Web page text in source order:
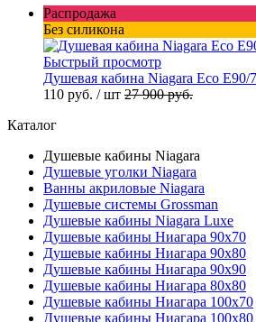
Распродажа
Без силикона
Быстрый просмотр
Душевая кабина Niagara Eco
110 руб. / шт 27 900 руб.
Каталог
Душевые кабины Niagara
Душевые уголки Niagara
Ванны акриловые Niagara
Душевые системы Grossman
Душевые кабины Niagara Luxe
Душевые кабины Ниагара 90x70
Душевые кабины Ниагара 90x80
Душевые кабины Ниагара 90x90
Душевые кабины Ниагара 80x80
Душевые кабины Ниагара 100x70
Душевые кабины Ниагара 100x80